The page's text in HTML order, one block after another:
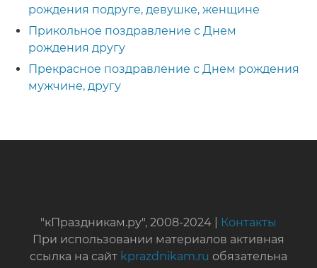
рождения подруге, девушке, женщине
Прикольное поздравление с Днем
рождения другу
Прекрасное поздравление с Днем рождения
мужчине, другу
"кПраздникам.ру", 2008-2024 |
Контакты
При использовании материалов активная
ссылка на сайт kprazdnikam.ru обязательна